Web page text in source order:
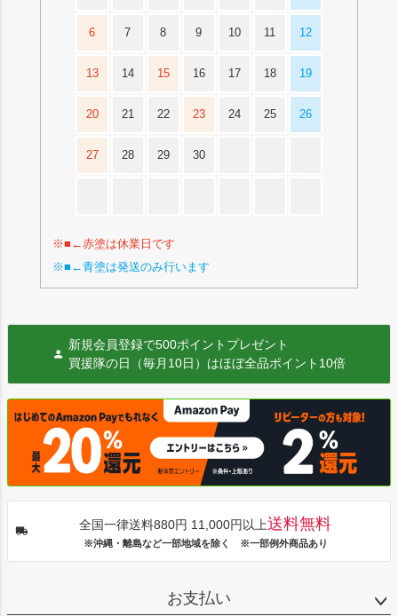
6 7 8 9 10 11 12
13 14 15 16 17 18 19
20 21 22 23 24 25 26
27 28 29 30
※■←赤塗は休業日です
※■←青塗は発送のみ行います
新規会員登録で500ポイントプレゼント
買援隊の日（毎月10日）はほぼ全品ポイント10倍
全国一律送料880円 11,000円以上送料無料
※沖縄・離島など一部地域を除く ※一部例外商品あり
お支払い